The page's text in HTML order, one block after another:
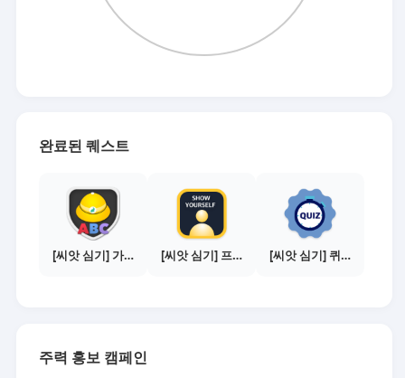
완료된 퀘스트
[씨앗 심기] 가이드보기 - 매체별 활동 가이드 [씨앗 심기] 프로필 사진 등록하기 [씨앗 심기] 퀴즈 참여하기
주력 홍보 캠페인